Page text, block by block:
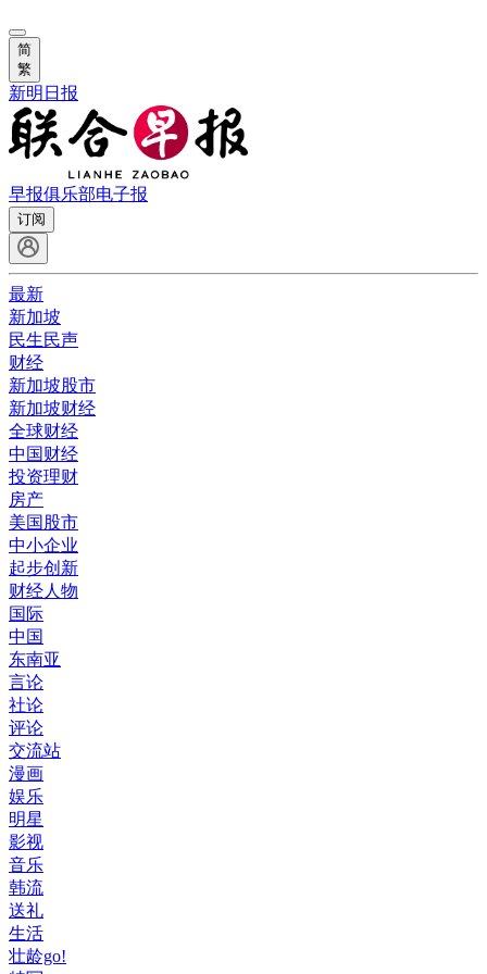
简
繁
新明日报
早报俱乐部电子报
订阅
最新
新加坡
民生民声
财经
新加坡股市
新加坡财经
全球财经
中国财经
投资理财
房产
美国股市
中小企业
起步创新
财经人物
国际
中国
东南亚
言论
社论
评论
交流站
漫画
娱乐
明星
影视
音乐
韩流
送礼
生活
壮龄go!